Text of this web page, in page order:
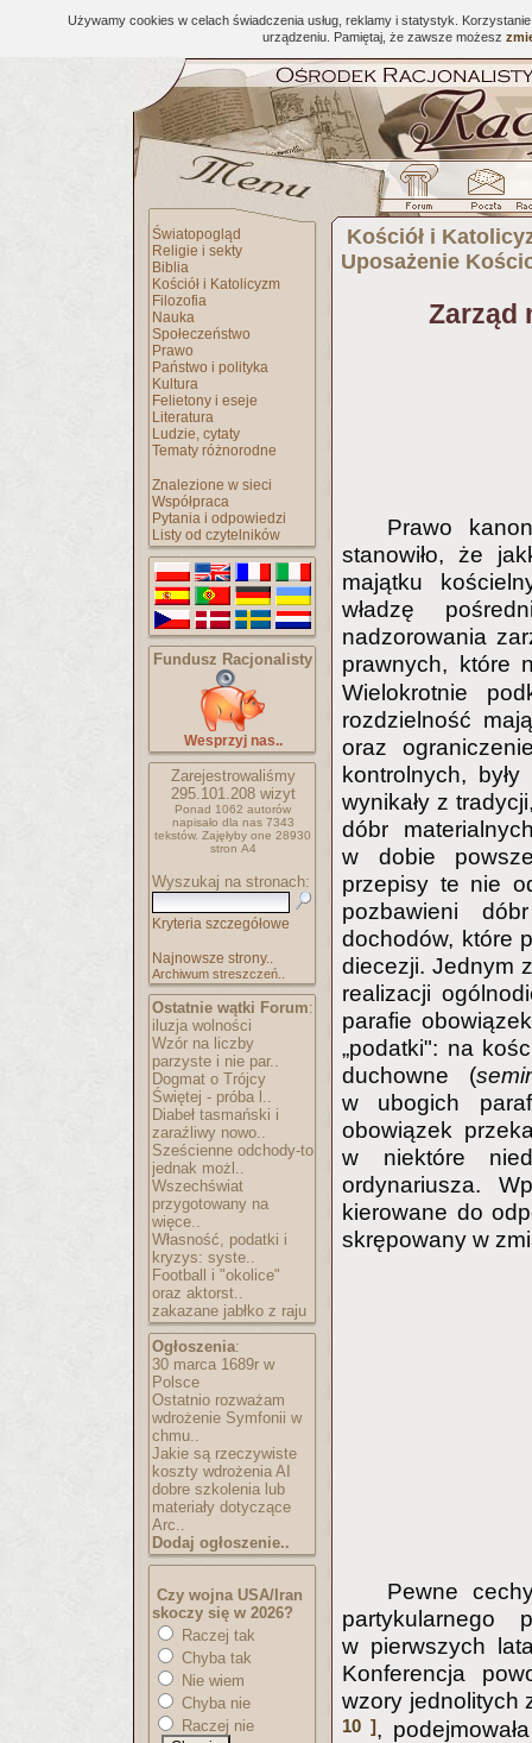
Używamy cookies w celach świadczenia usług, reklamy i statystyk.
urządzeniu. Pamiętaj, że zawsze możesz
Światopogląd
Religie i sekty
Biblia
Kościół i Katolicyzm
Filozofia
Nauka
Społeczeństwo
Prawo
Państwo i polityka
Kultura
Felietony i eseje
Literatura
Ludzie, cytaty
Tematy różnorodne
Znalezione w sieci
Współpraca
Pytania i odpowiedzi
Listy od czytelników
Fundusz Racjonalisty
Wesprzyj nas..
Zarejestrowaliśmy
295.101.208wizyt
Ponad 1062 autorów
napisało dla nas 7343
tekstów. Zajęłyby one 28930
stron A4
Wyszukaj na stronach:
Kryteria szczegółowe
Najnowsze strony..
Archiwum streszczeń..
Ostatnie wątki Forum:
iluzja wolności
Wzór na liczby
parzyste i nie par..
Dogmat o Trójcy
Świętej - próba l..
Diabeł tasmański i
zaraźliwy nowo..
Sześcienne odchody-to
jednak możl..
Wszechświat
przygotowany na
więce..
Własność, podatki i
kryzys: syste..
Football i "okolice"
oraz aktorst..
zakazane jabłko z raju
Ogłoszenia:
30 marca 1689r w
Polsce
Ostatnio rozważam
wdrożenie Symfonii w
chmu..
Jakie są rzeczywiste
koszty wdrożenia AI
dobre szkolenia lub
materiały dotyczące
Arc..
Dodaj ogłoszenie..
Czy wojna USA/Iran
skoczy się w 2026?
Raczej tak
Chyba tak
Nie wiem
Chyba nie
Raczej nie
Kościół i
Uposażenie
Zarząd
Prawo
stanowiło, że
majątku
władzę
nadzorowania
prawnych, które
Wielokrotnie
rozdzielność
oraz
kontrolnych,
wynikały z
dóbr
w dobie
przepisy te nie
pozbawieni
dochodów, które
diecezji. Jednym
realizacji
parafie
„podatki": na
duchowne (
w ubogich
obowiązek
w niektóre
ordynariusza.
kierowane do
skrępowany w
Pewne
partykularnego
w pierwszych
Konferencja
wzory jednolitych
10 ],